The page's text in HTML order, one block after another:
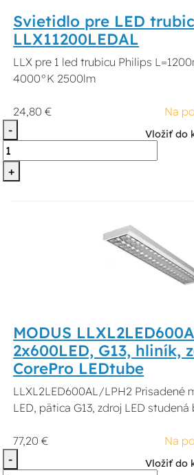
Svietidlo pre LED
LLX11200LEDAL
LLX pre 1 led trubicu Philips
4000°K 2500lm
24,80 €
Na
-
+
Vložiť do
MODUS
2x600LED, G13, hliník,
CorePro LEDtube
LLXL2LED600AL/LPH2 Prisadené
LED, pätica G13, zdroj LED studená
77,20 €
Na
-
Vložiť do